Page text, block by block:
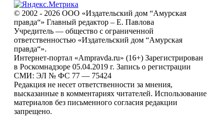
© 2002 - 2026 ООО «Издательский дом “Амурская
правда“» Главный редактор – Е. Павлова
Учредитель — общество с ограниченной
ответственностью «Издательский дом “Амурская
правда“».
Интернет-портал «Ampravda.ru» (16+) Зарегистрирован
в Роскомнадзоре 05.04.2019 г. Запись о регистрации
СМИ: ЭЛ № ФС 77 — 75424
Редакция не несет ответственности за мнения,
высказанные в комментариях читателей. Использование
материалов без письменного согласия редакции
запрещено.